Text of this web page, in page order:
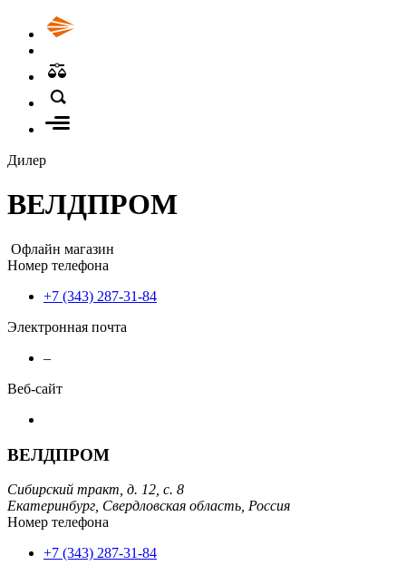
Дилер
ВЕЛДПРОМ
Офлайн магазин
Номер телефона
+7 (343) 287-31-84
Электронная почта
–
Веб-сайт
ВЕЛДПРОМ
Сибирский тракт, д. 12, с. 8
Екатеринбург, Свердловская область, Россия
Номер телефона
+7 (343) 287-31-84